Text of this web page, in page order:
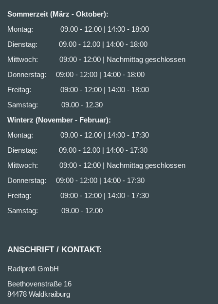
Sommerzeit (März - Oktober):
Montag: 09.00 - 12.00 | 14:00 - 18:00
Dienstag: 09.00 - 12.00 | 14:00 - 18:00
Mittwoch: 09:00 - 12:00 | Nachmittag geschlossen
Donnerstag: 09:00 - 12:00 | 14:00 - 18:00
Freitag: 09:00 - 12:00 | 14:00 - 18:00
Samstag: 09.00 - 12.30
Winterz (November - Februar):
Montag: 09.00 - 12.00 | 14:00 - 17:30
Dienstag: 09.00 - 12.00 | 14:00 - 17:30
Mittwoch: 09:00 - 12:00 | Nachmittag geschlossen
Donnerstag: 09:00 - 12:00 | 14:00 - 17:30
Freitag: 09:00 - 12:00 | 14:00 - 17:30
Samstag: 09.00 - 12.00
ANSCHRIFT / KONTAKT:
Radlprofi GmbH
Beethovenstraße 16
84478 Waldkraiburg